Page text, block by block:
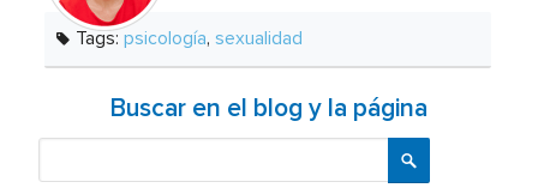
Tags:psicología,sexualidad
Buscar en el blog y la página